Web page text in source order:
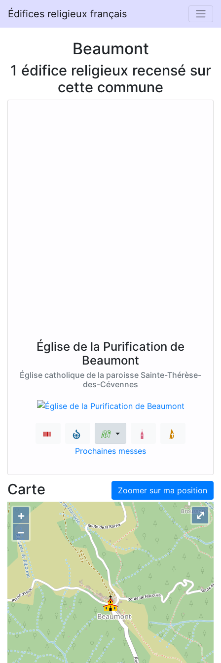
Édifices religieux français
Beaumont
1 édifice religieux recensé sur
cette commune
Église de la Purification de
Beaumont
Église catholique de la paroisse Sainte-Thérèse-
des-Cévennes
Prochaines messes
Zoomer sur ma position
Carte
+
–
⤢